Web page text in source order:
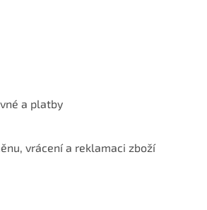
a platby
vrácení a reklamaci zboží